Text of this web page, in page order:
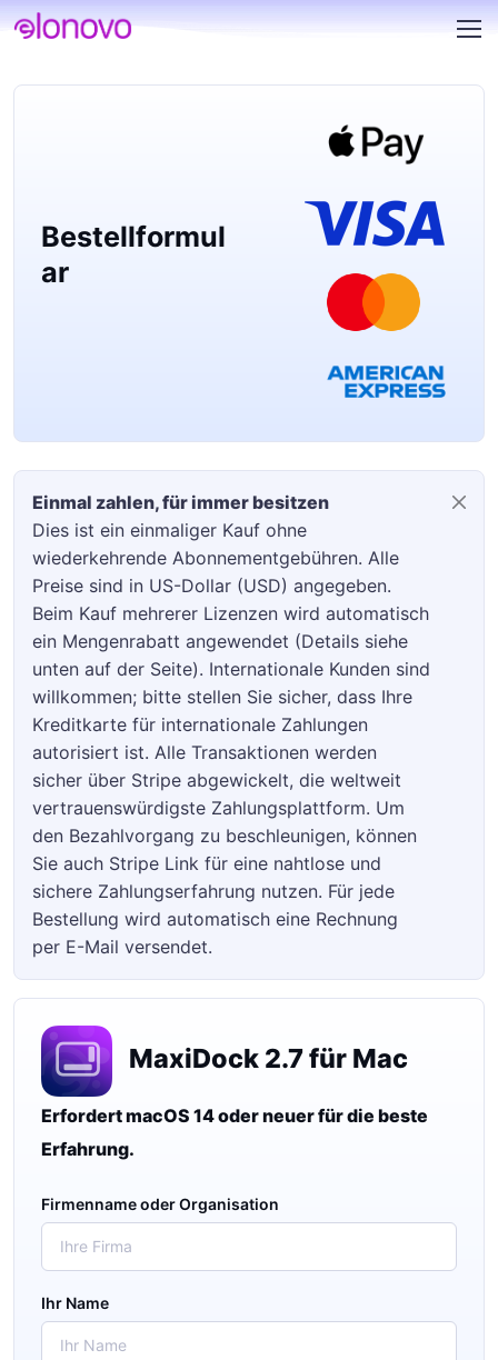
Bestellformul
ar
Einmal zahlen, für immer besitzen
Dies ist ein einmaliger Kauf ohne
wiederkehrende Abonnementgebühren. Alle
Preise sind in US-Dollar (USD) angegeben.
Beim Kauf mehrerer Lizenzen wird automatisch
ein Mengenrabatt angewendet (Details siehe
unten auf der Seite). Internationale Kunden sind
willkommen; bitte stellen Sie sicher, dass Ihre
Kreditkarte für internationale Zahlungen
autorisiert ist. Alle Transaktionen werden
sicher über Stripe abgewickelt, die weltweit
vertrauenswürdigste Zahlungsplattform. Um
den Bezahlvorgang zu beschleunigen, können
Sie auch Stripe Link für eine nahtlose und
sichere Zahlungserfahrung nutzen. Für jede
Bestellung wird automatisch eine Rechnung
per E-Mail versendet.
MaxiDock 2.7 für Mac
Erfordert macOS 14 oder neuer für die beste
Erfahrung.
Firmenname oder Organisation
Ihr Name